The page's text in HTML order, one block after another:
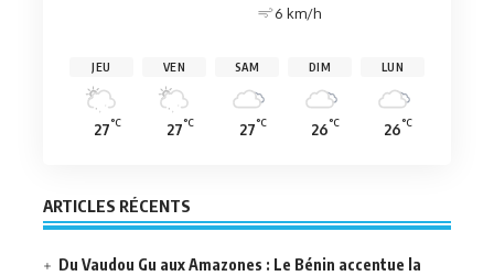
6 km/h
JEU
27°C
VEN
27°C
SAM
27°C
DIM
26°C
LUN
26°C
ARTICLES RÉCENTS
Du Vaudou Gu aux Amazones : Le Bénin accentue la